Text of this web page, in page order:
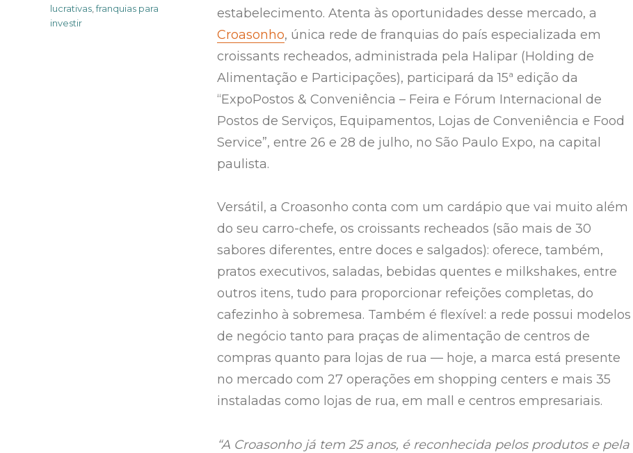
estabelecimento. Atenta às oportunidades desse mercado, a
Croasonho, única rede de franquias do país especializada em
croissants recheados, administrada pela Halipar (Holding de
Alimentação e Participações), participará da 15ª edição da
“ExpoPostos & Conveniência – Feira e Fórum Internacional de
Postos de Serviços, Equipamentos, Lojas de Conveniência e Food
Service”, entre 26 e 28 de julho, no São Paulo Expo, na capital
paulista.
Versátil, a Croasonho conta com um cardápio que vai muito além
do seu carro-chefe, os croissants recheados (são mais de 30
sabores diferentes, entre doces e salgados): oferece, também,
pratos executivos, saladas, bebidas quentes e milkshakes, entre
outros itens, tudo para proporcionar refeições completas, do
cafezinho à sobremesa. Também é flexível: a rede possui modelos
de negócio tanto para praças de alimentação de centros de
compras quanto para lojas de rua — hoje, a marca está presente
no mercado com 27 operações em shopping centers e mais 35
instaladas como lojas de rua, em mall e centros empresariais.
“A Croasonho já tem 25 anos, é reconhecida pelos produtos e pela
lucrativas ,franquias para
investir